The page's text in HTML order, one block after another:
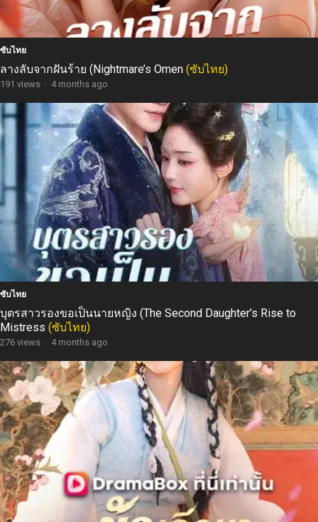
ซับไทย
ลางลับจากฝันร้าย (Nightmare’s Omen (ซับไทย)
191 views · 4 months ago
ซับไทย
บุตรสาวรองขอเป็นนายหญิง (The Second Daughter’s Rise to
Mistress (ซับไทย)
276 views · 4 months ago